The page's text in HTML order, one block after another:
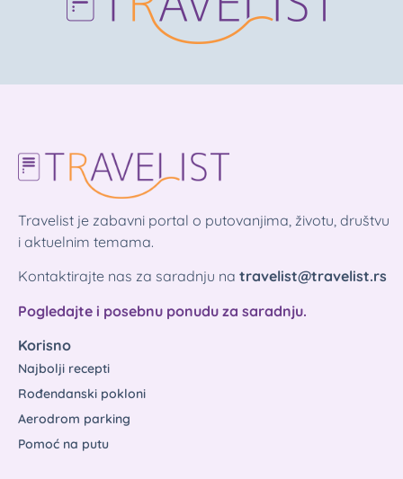
Travelist je zabavni portal o putovanjima, životu, društvu
i aktuelnim temama.
Kontaktirajte nas za saradnju na travelist@travelist.rs
Pogledajte i posebnu ponudu za saradnju.
Korisno
Najbolji recepti
Rođendanski pokloni
Aerodrom parking
Pomoć na putu